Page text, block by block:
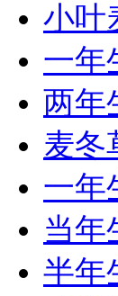
小叶
一年
两年
麦冬
一年
当年
半年